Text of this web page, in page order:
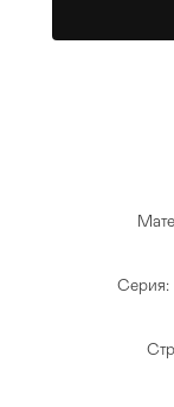
Стулья >
Серия: